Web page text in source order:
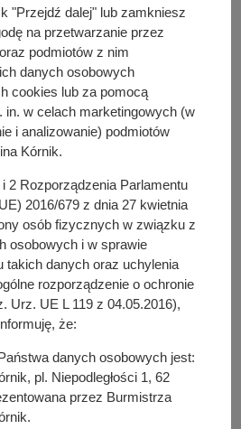
Finansów odpowiedzialny za
Rejestru Umów (CRU).
będą przechowywane, zgodnie
okres 4 lat od dnia zakończenia
zamówienia, a jeżeli czas
4 lata, okres
cały czas trwania umowy.
do CRU, będą
rejestrze przez okres 5 lat, licząc
przestała obowiązywać umowa
osobowych bezpośrednio
jest wymogiem określonym w
związanym z udziałem
zamówienia publicznego;
określonych danych
osobowych nie będzie
podejmowanie decyzji, ani
"Przejdź dalej" lub zamkniesz
na przetwarzanie przez
podmiotów z nim
danych osobowych
cookies lub za pomocą
in. w celach marketingowych (w
i analizowanie) podmiotów
Kórnik.
2 Rozporządzenia Parlamentu
2016/679 z dnia 27 kwietnia
osób fizycznych w związku z
osobowych i w sprawie
takich danych oraz uchylenia
rozporządzenie o ochronie
Urz. UE L 119 z 04.05.2016),
że:
danych osobowych jest:
pl. Niepodległości 1, 62
przez Burmistrza